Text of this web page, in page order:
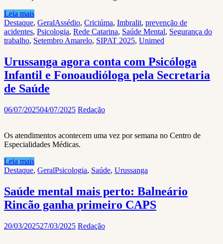
Leia mais
Destaque, GeralAssédio, Criciúma, Imbralit, prevenção de
acidentes, Psicologia, Rede Catarina, Saúde Mental, Segurança do
trabalho, Setembro Amarelo, SIPAT 2025, Unimed
Urussanga agora conta com Psicóloga
Infantil e Fonoaudióloga pela Secretaria
de Saúde
06/07/202504/07/2025 Redação
Os atendimentos acontecem uma vez por semana no Centro de
Especialidades Médicas.
Leia mais
Destaque, GeralPsicologia, Saúde, Urussanga
Saúde mental mais perto: Balneário
Rincão ganha primeiro CAPS
20/03/202527/03/2025 Redação